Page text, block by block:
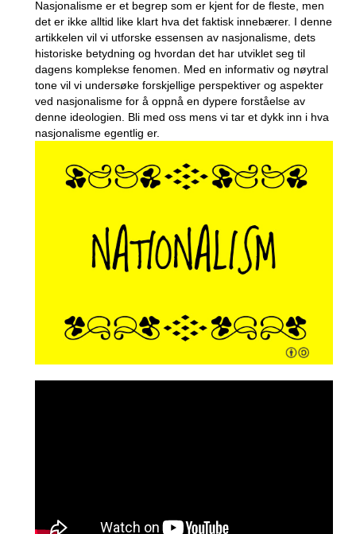
Nasjonalisme er et begrep som er kjent for de fleste, men
det er ikke alltid‌ like klart hva det faktisk innebærer. ⁢I⁤ denne
artikkelen vil‌ vi utforske ‍essensen av nasjonalisme, dets
historiske betydning og hvordan ⁣det‍ har utviklet seg⁢ til
dagens ‍komplekse fenomen.⁤ Med en informativ og nøytral
⁢tone vil vi undersøke forskjellige perspektiver og aspekter⁣
ved nasjonalisme for å oppnå‍ en dypere forståelse av
denne ​ideologien. Bli med oss mens ⁣vi tar et ​dykk inn i ⁤hva
nasjonalisme egentlig er.